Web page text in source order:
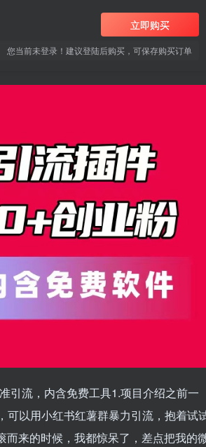
立即购买
您当前未登录！建议登陆后购买，可保存购买订单
引流，内含免费工具1.项目介绍之前一
可以用小红书红薯群暴力引流，抱着试
来的时候，我都惊呆了，差点把我的